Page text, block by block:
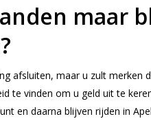
maar
afsluiten, maar u zult merken
te vinden om u geld uit te
en daarna blijven rijden in